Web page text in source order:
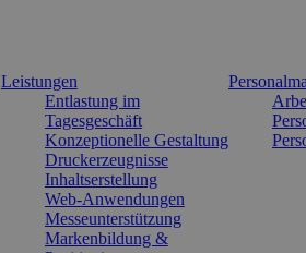
Leistungen
Entlastung im
Tagesgeschäft
Konzeptionelle Gestaltung
Druckerzeugnisse
Inhaltserstellung
Web-Anwendungen
Messeunterstützung
Markenbildung &